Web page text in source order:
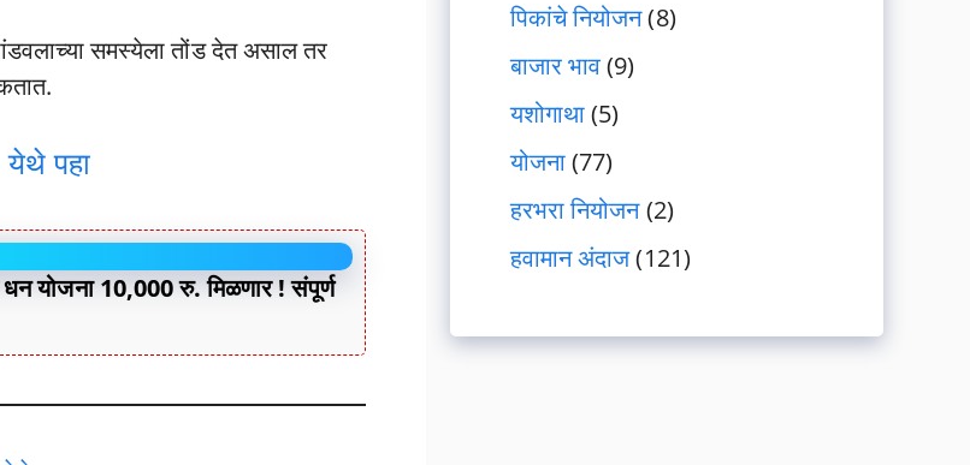
समस्येला तोंड देत असाल तर
पहा
योजना 10,000 रु. मिळणार ! संपूर्ण
पिकांचे नियोजन(8)
बाजार भाव(9)
यशोगाथा(5)
योजना(77)
हरभरा नियोजन(2)
हवामान अंदाज(121)